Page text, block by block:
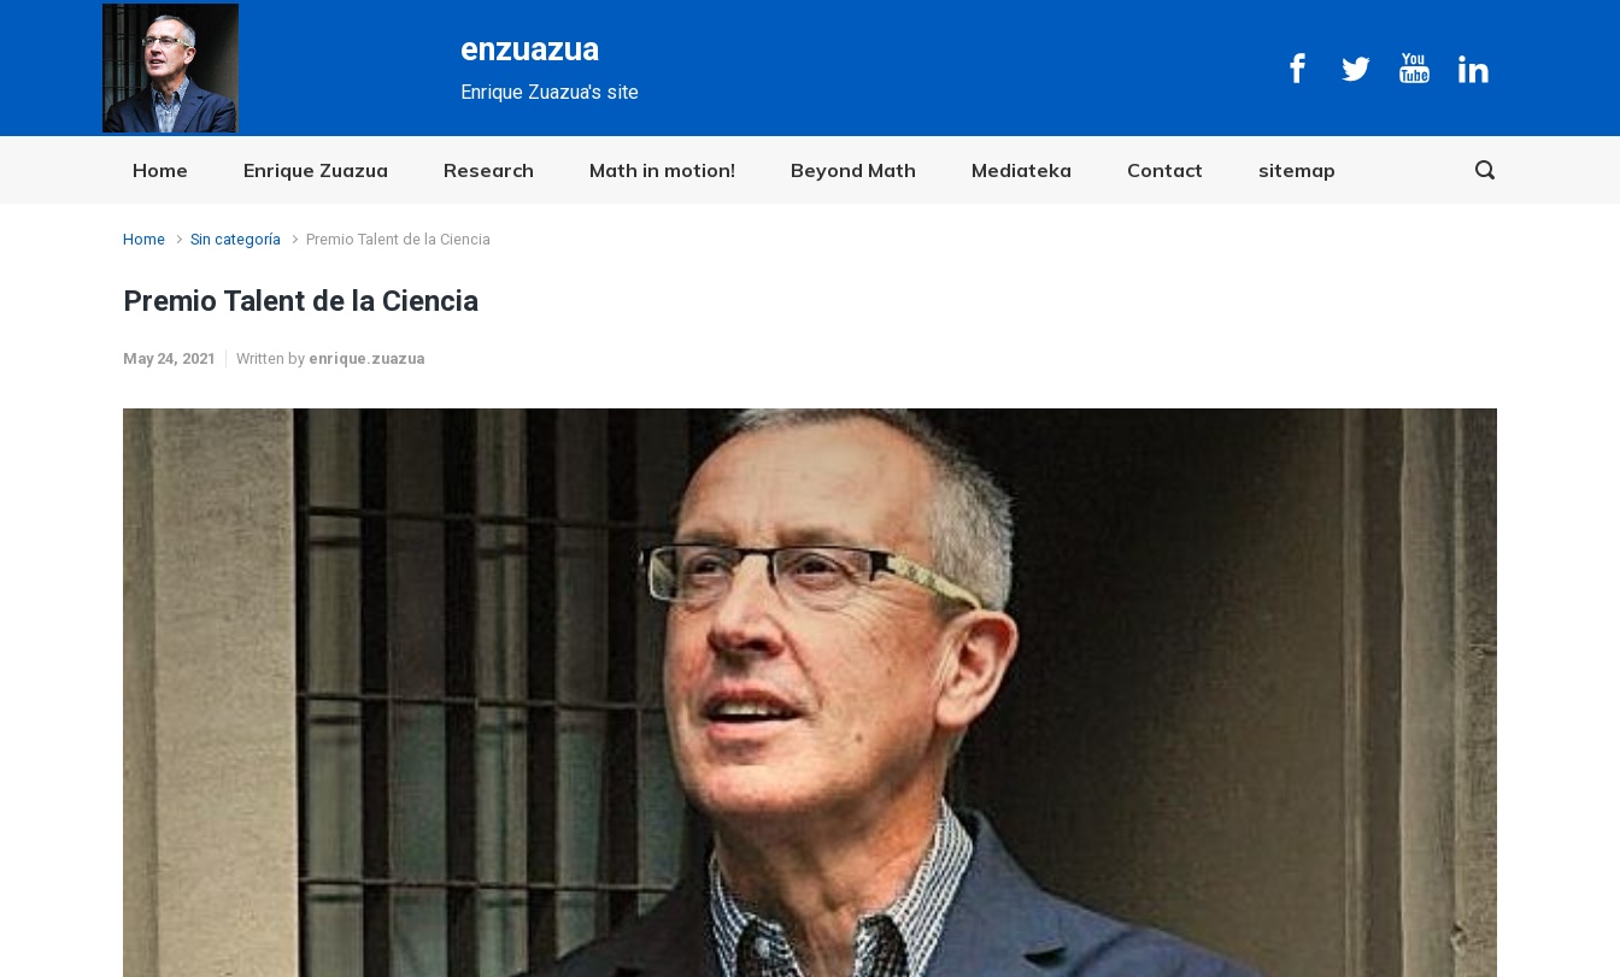
Skip to main content
enzuazua
Enrique Zuazua's site
Home Enrique Zuazua Research Math in motion! Beyond Math Mediateka Contact sitemap
Home Sin categoría Premio Talent de la Ciencia
Premio Talent de la Ciencia
May 24, 2021 Written by enrique.zuazua